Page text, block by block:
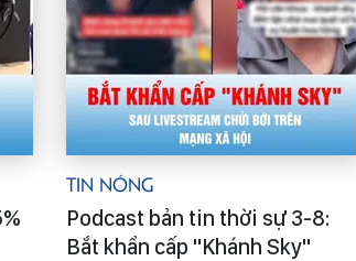
Tin Nóng
Podcast bản tin thời sự 3-8:
Bắt khẩn cấp "Khánh Sky"